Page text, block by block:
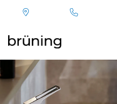
zum
Inhalt